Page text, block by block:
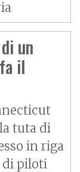
un
il
tuta di
in riga
di piloti